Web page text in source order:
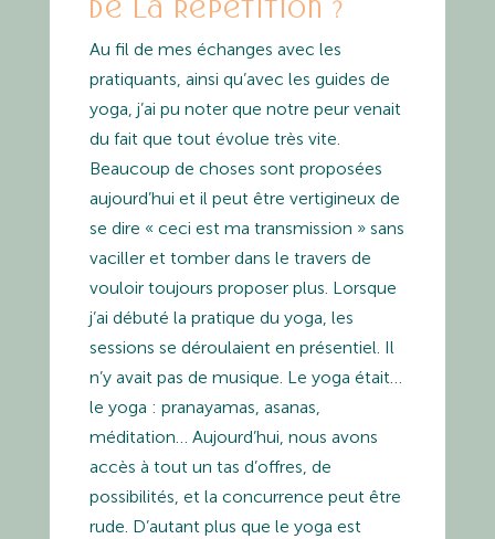
de la répétition ?
Au fil de mes échanges avec les
pratiquants, ainsi qu’avec les guides de
yoga, j’ai pu noter que notre peur venait
du fait que tout évolue très vite.
Beaucoup de choses sont proposées
aujourd’hui et il peut être vertigineux de
se dire « ceci est ma transmission » sans
vaciller et tomber dans le travers de
vouloir toujours proposer plus. Lorsque
j’ai débuté la pratique du yoga, les
sessions se déroulaient en présentiel. Il
n’y avait pas de musique. Le yoga était…
le yoga : pranayamas, asanas,
méditation… Aujourd’hui, nous avons
accès à tout un tas d’offres, de
possibilités, et la concurrence peut être
rude. D’autant plus que le yoga est